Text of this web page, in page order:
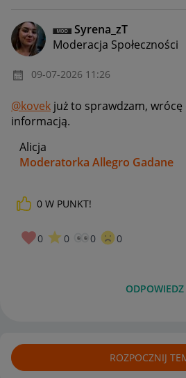
Syrena_zT
Moderacja Społeczności
‎09-07-2026 11:26
@kovek już to sprawdzam, wrócę
informacją.
Alicja
Moderatorka Allegro Gadane
0 W PUNKT!
0 0 0 0
ODPOWIEDZ
ROZPOCZNIJ